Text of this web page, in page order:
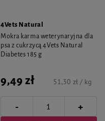
4Vets Natural
Mokra karma weterynaryjna dla
psa z cukrzycą 4Vets Natural
Diabetes 185 g
9,49 zł 51,30 zł / kg
- +